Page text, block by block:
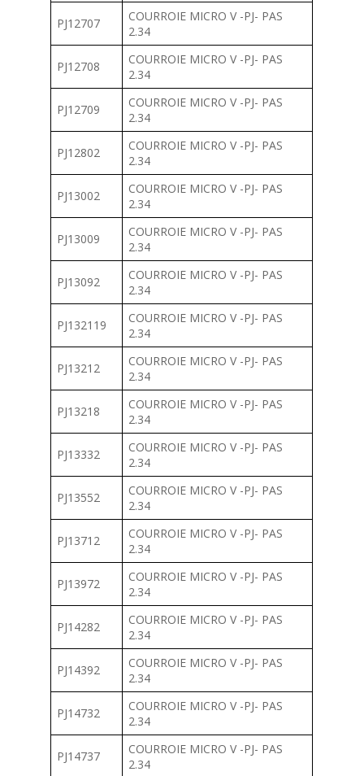
PJ12707
COURROIE MICRO V -PJ- PAS
2.34
PJ12708
COURROIE MICRO V -PJ- PAS
2.34
PJ12709
COURROIE MICRO V -PJ- PAS
2.34
PJ12802
COURROIE MICRO V -PJ- PAS
2.34
PJ13002
COURROIE MICRO V -PJ- PAS
2.34
PJ13009
COURROIE MICRO V -PJ- PAS
2.34
PJ13092
COURROIE MICRO V -PJ- PAS
2.34
PJ132119
COURROIE MICRO V -PJ- PAS
2.34
PJ13212
COURROIE MICRO V -PJ- PAS
2.34
PJ13218
COURROIE MICRO V -PJ- PAS
2.34
PJ13332
COURROIE MICRO V -PJ- PAS
2.34
PJ13552
COURROIE MICRO V -PJ- PAS
2.34
PJ13712
COURROIE MICRO V -PJ- PAS
2.34
PJ13972
COURROIE MICRO V -PJ- PAS
2.34
PJ14282
COURROIE MICRO V -PJ- PAS
2.34
PJ14392
COURROIE MICRO V -PJ- PAS
2.34
PJ14732
COURROIE MICRO V -PJ- PAS
2.34
PJ14737
COURROIE MICRO V -PJ- PAS
2.34